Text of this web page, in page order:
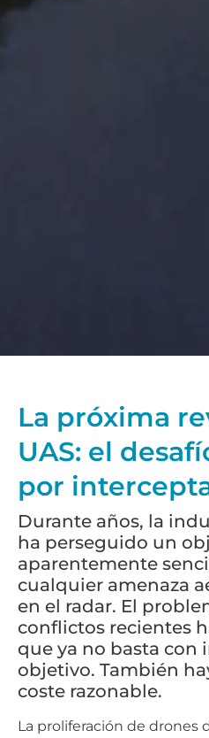
La próxima
UAS: el
por
Durante años, la
ha perseguido un
aparentemente
cualquier amenaza
en el radar. El
conflictos recientes
que ya no basta con
objetivo. También
coste razonable.
La proliferación de drones